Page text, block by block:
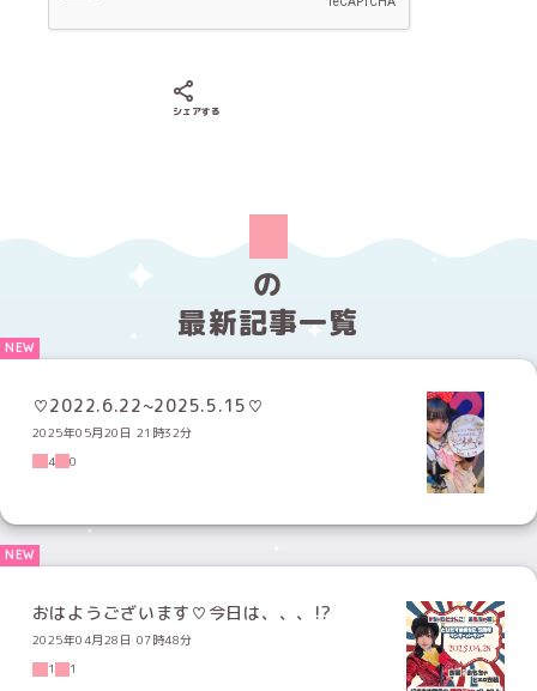
シェアする
の
最新記事一覧
♡2022.6.22~2025.5.15♡
2025年05月20日 21時32分
4
0
おはようございます♡今日は、、、!?
2025年04月28日 07時48分
1
1